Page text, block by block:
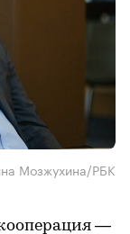
Мозжухина/РБК
—